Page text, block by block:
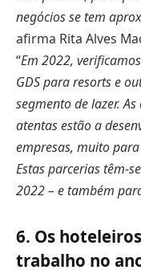
negócios se tem
afirma Rita Alves
“Em 2022,
GDS para resorts e
segmento de lazer.
atentas estão a
empresas, muito
Estas parcerias têm-
2022 – e também
6. Os
trabalho no